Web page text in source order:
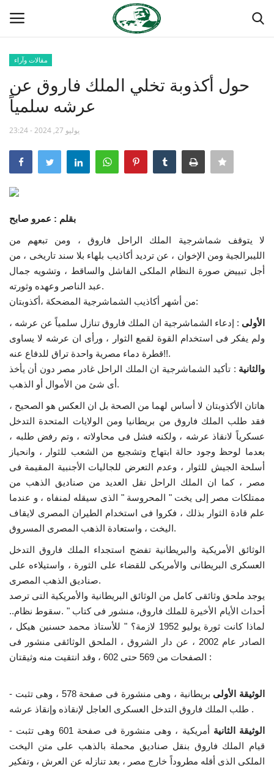
الصفحة الرئيسية
مدرسة الطليعة الوطنية
فريق العمل
إرث جمال عبدالناصر
أخبار
شروط وأحكام منحة ناصر للقيادة الدولية
منحة ناصر للقيادة الدولية
مرجعياتنا
المواطن العالمي
الرواد
فرص
وثائق
الفيديوهات
الرعاة
الشركاء
English Swahili español
French Arabic
مقالات وآراء
حول أكذوبة تخلي الملك فاروق عن
عرشه سلمياً
يوليو 27, 2024 - 23:24
بقلم : عمرو صابح
لا يتوقف شماشرجية الملك الراحل فاروق ، ومن تبعهم من
الليبرالجية ومن الإخوان ، عن ترديد أكاذيب بلهاء بلا سند تاريخى ، من
أجل تبييض صورة النظام الملكى الفاشل والساقط ، وتشويه جمال
عبد الناصر وعهده وثورته.
من أشهر أكاذيب الشماشرجية المضحكة ،أكذوبتان:
الأولى : إدعاء الشماشرجية ان الملك فاروق تنازل سلمياً عن عرشه ،
ولم يفكر فى استخدام القوة لقمع الثوار ، ورأى ان عرشه لا يساوى
قطرة دماء مصرية واحدة تراق للدفاع عنه!!.
والثانية : تأكيد الشماشرجية ان الملك الراحل غادر مصر دون أن يأخذ
أى شئ من الأموال أو الذهب.
هاتان الأكذوبتان لا أساس لهما من الصحة بل ان العكس هو الصحيح ،
فقد طلب الملك فاروق من بريطانيا ومن الولايات المتحدة التدخل
عسكرياً لانقاذ عرشه ، ولكنه فشل فى محاولاته ، وتم رفض طلبه ،
بعدما لوحظ وجود حالة ابتهاج وتشجيع من الشعب للثوار ، وانحياز
أسلحة الجيش للثوار ، وعدم التعرض للجاليات الأجنبية المقيمة فى
مصر ، كما ان الملك الراحل نقل العديد من صناديق الذهب من
ممتلكات مصر إلى يخت " المحروسة " الذى سيقله لمنفاه ، و عندما
علم قادة الثوار بذلك ، فكروا فى استخدام الطيران المصرى لايقاف
اليخت ، واستعادة الذهب المصرى المسروق.
الوثائق الأمريكية والبريطانية تفضح استجداء الملك فاروق التدخل
العسكرى البريطانى والأمريكى للقضاء على الثورة ، واستيلاءه على
صناديق الذهب المصرى.
يوجد ملحق وثائقى كامل من الوثائق البريطانية والأمريكية التى ترصد
أحداث الأيام الأخيرة للملك فاروق، منشور فى كتاب " .سقوط نظام..
لماذا كانت ثورة يوليو 1952 لازمة؟ " للأستاذ محمد حسنين هيكل ،
الصادر عام 2002 ، عن دار الشروق ، الملحق الوثائقى منشور فى
الصفحات من 569 حتى 602 ، وقد انتقيت منه وثيقتان :
- الوثيقة الأولى
بريطانية ، وهى منشورة فى صفحة 578 ، وهى تثبت
طلب الملك فاروق التدخل العسكرى العاجل لإنقاذه وإنقاذ عرشه .
- الوثيقة الثانية
أمريكية ، وهى منشورة فى صفحة 601 وهى تثبت
قيام الملك فاروق بنقل صناديق محملة بالذهب على متن اليخت
الملكى الذى أقله مطروداً خارج مصر ، بعد تنازله عن العرش ، وتفكير